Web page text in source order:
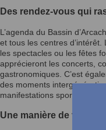
Des rendez-vous qui
L’agenda du Bassin
et tous les centres
les spectacles ou les fêtes
apprécieront les concerts,
gastronomiques. C’est
des moments
manifestations sportives.
Une manière de vivre